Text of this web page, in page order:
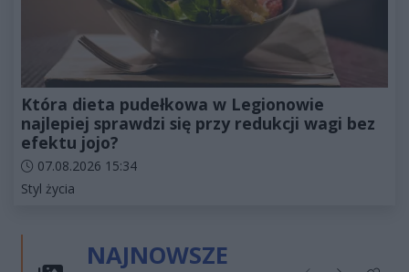
Która dieta pudełkowa w Legionowie
najlepiej sprawdzi się przy redukcji wagi bez
efektu jojo?
Data dodania artykułu:
07.08.2026 15:34
Kategorie artykułu:
Styl życia
NAJNOWSZE